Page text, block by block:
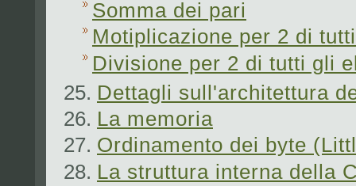
Somma dei pari
Motiplicazione per 2 di
Divisione per 2 di tutti gli
Dettagli sull'architettura
La memoria
Ordinamento dei byte
La struttura interna della